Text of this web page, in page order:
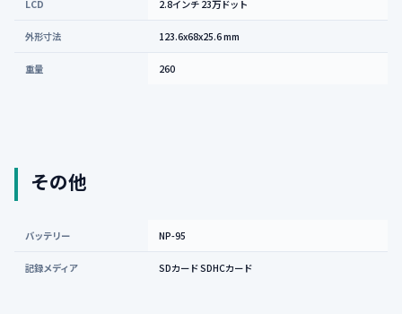
LCD 2.8インチ 23万ドット
外形寸法 123.6x68x25.6 mm
重量 260
その他
バッテリー NP-95
記録メディア SDカード SDHCカード